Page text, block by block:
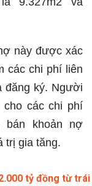
này được xác
các chi phí liên
đăng ký. Người
cho các chi phí
bán khoản nợ
trị gia tăng.
tỷ đồng từ trái